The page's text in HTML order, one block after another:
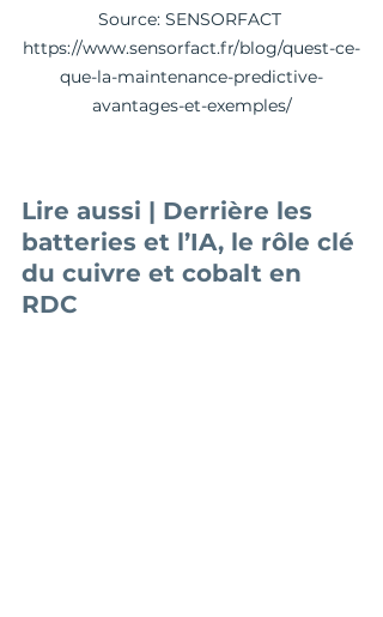
Source: SENSORFACT
https://www.sensorfact.fr/blog/quest-ce-
que-la-maintenance-predictive-
avantages-et-exemples/
Lire aussi | Derrière les
batteries et l’IA, le rôle clé
du cuivre et cobalt en
RDC